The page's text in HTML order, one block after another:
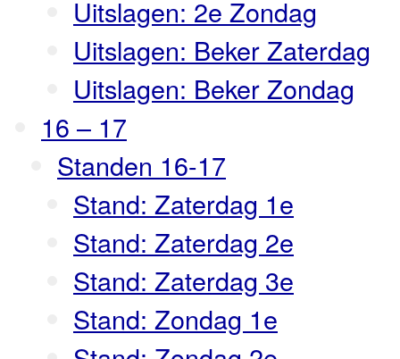
Uitslagen: 2e Zondag
Uitslagen: Beker Zaterdag
Uitslagen: Beker Zondag
16 – 17
Standen 16-17
Stand: Zaterdag 1e
Stand: Zaterdag 2e
Stand: Zaterdag 3e
Stand: Zondag 1e